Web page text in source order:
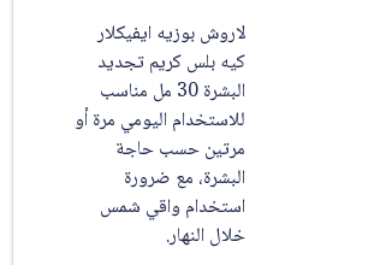
لاروش بوزيه ايفيكلار
كيه بلس كريم تجديد
البشرة 30 مل مناسب
للاستخدام اليومي مرة أو
مرتين حسب حاجة
البشرة، مع ضرورة
استخدام واقي شمس
خلال النهار.